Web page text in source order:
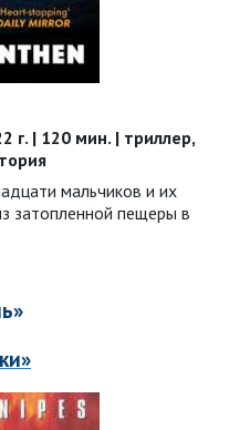
г. | 120 мин. | триллер,
мальчиков и их
затопленной пещеры в